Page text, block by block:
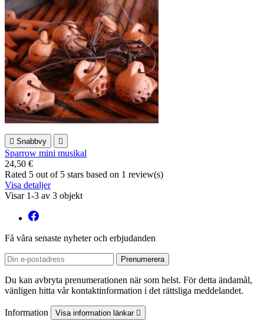
 Snabbvy 
Sparrow mini musikal
24,50 €
Rated 5 out of 5 stars based on 1 review(s)
Visa detaljer
Visar 1-3 av 3 objekt
Få våra senaste nyheter och erbjudanden
Du kan avbryta prenumerationen när som helst. För detta ändamål,
vänligen hitta vår kontaktinformation i det rättsliga meddelandet.
Information Visa information länkar 